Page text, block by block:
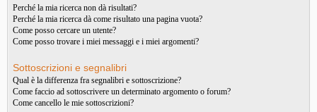
Perché la mia ricerca non dà risultati?
Perché la mia ricerca dà come risultato una pagina vuota?
Come posso cercare un utente?
Come posso trovare i miei messaggi e i miei argomenti?
Sottoscrizioni e segnalibri
Qual è la differenza fra segnalibri e sottoscrizione?
Come faccio ad sottoscrivere un determinato argomento o forum?
Come cancello le mie sottoscrizioni?